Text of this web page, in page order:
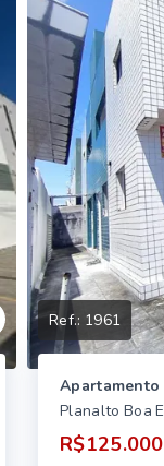
Ref.: 1961
Apartamento
Planalto Boa
R$125.000